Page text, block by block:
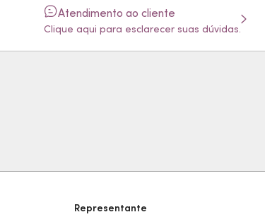
Atendimento ao cliente
Clique aqui para esclarecer suas dúvidas.
Representante